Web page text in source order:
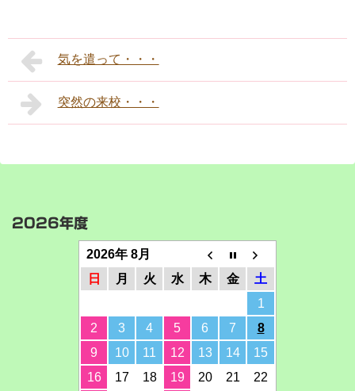
気を遣って・・・
突然の来校・・・
2026年度
2026年 8月
日
月 火 水 木 金
土
1
2
3 4 5 6 7
8
9
10 11 12 13 14
15
16
17 18 19 20 21
22